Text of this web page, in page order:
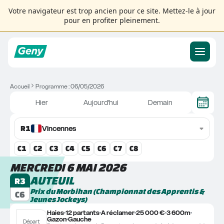
Votre navigateur est trop ancien pour ce site. Mettez-le à jour
pour en profiter pleinement.
Accueil Programme : 06/05/2026
Hier Aujourd'hui Demain
R1 Vincennes
C1 C2 C3 C4 C5 C6 C7 C8
MERCREDI 6 MAI 2026
R3
C6
AUTEUIL
Prix du Morbihan (Championnat des Apprentis &
Jeunes Jockeys)
Départ
Haies12 partantsA réclamer25 000 € 3 600m
GazonGauche